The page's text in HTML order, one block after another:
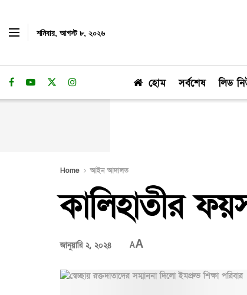
শনিবার, আগস্ট ৮, ২০২৬
হোম সর্বশেষ লিড
Home আইন আদালত
কালিহাতীর
জানুয়ারি ২, ২০২৪ AA